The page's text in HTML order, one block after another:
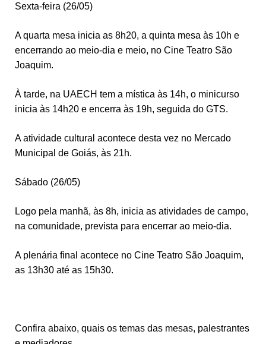
Sexta-feira (26/05)
A quarta mesa inicia as 8h20, a quinta mesa às 10h e
encerrando ao meio-dia e meio, no Cine Teatro São
Joaquim.
À tarde, na UAECH tem a mística às 14h, o minicurso
inicia às 14h20 e encerra às 19h, seguida do GTS.
A atividade cultural acontece desta vez no Mercado
Municipal de Goiás, às 21h.
Sábado (26/05)
Logo pela manhã, às 8h, inicia as atividades de campo,
na comunidade, prevista para encerrar ao meio-dia.
A plenária final acontece no Cine Teatro São Joaquim,
as 13h30 até as 15h30.
Confira abaixo, quais os temas das mesas, palestrantes